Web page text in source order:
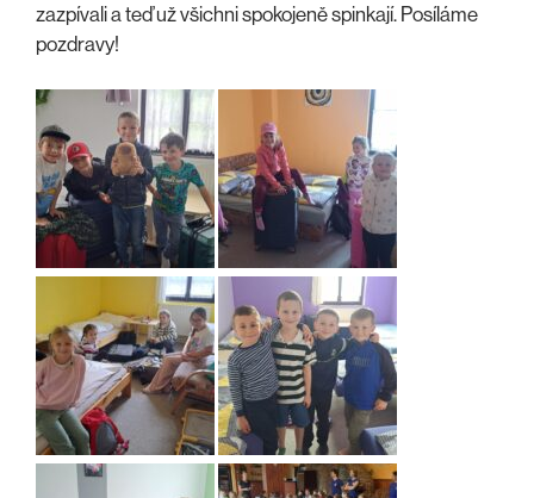
zazpívali a teď už všichni spokojeně spinkají. Posíláme
pozdravy!